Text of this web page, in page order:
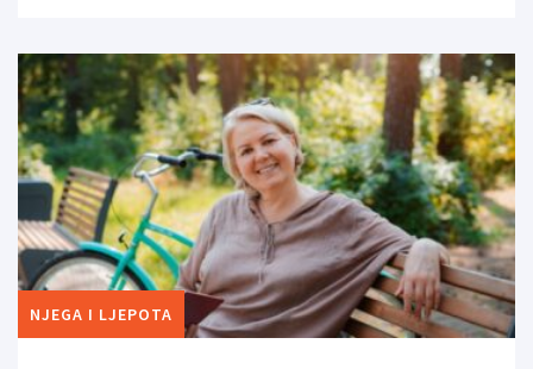
NJEGA I LJEPOTA